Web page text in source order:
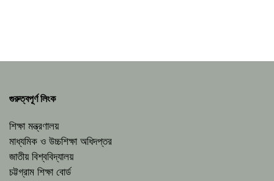
গুরুত্বপূর্ণ লিংক
শিক্ষা মন্ত্রণালয়
মাধ্যমিক ও উচ্চশিক্ষা অধিদপ্তর
জাতীয় বিশ্ববিদ্যালয়
চট্টগ্রাম শিক্ষা বোর্ড